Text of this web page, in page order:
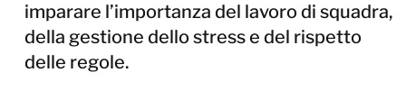
imparare l’importanza del lavoro di squadra,
della gestione dello stress e del rispetto
delle regole.